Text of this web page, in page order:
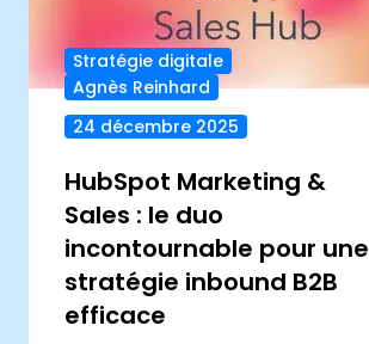
Stratégie digitale
Agnès Reinhard
24 décembre 2025
HubSpot Marketing &
Sales : le duo
incontournable pour une
stratégie inbound B2B
efficace